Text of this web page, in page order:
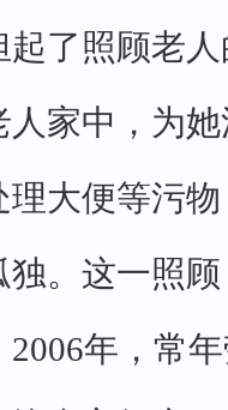
了照顾老
家中，为
理大便等污
。这一照
年，常